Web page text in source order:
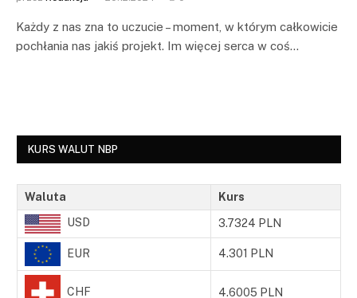
Każdy z nas zna to uczucie – moment, w którym całkowicie
pochłania nas jakiś projekt. Im więcej serca w coś…
KURS WALUT NBP
Waluta Kurs
USD 3.7324 PLN
EUR 4.301 PLN
CHF 4.6005 PLN